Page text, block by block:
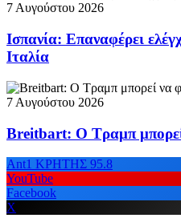
7 Αυγούστου 2026
Ισπανία: Επαναφέρει
Ιταλία
7 Αυγούστου 2026
Breitbart: Ο Τραμπ
Ant1 ΚΡΗΤΗΣ 95.8
YouTube
Facebook
X